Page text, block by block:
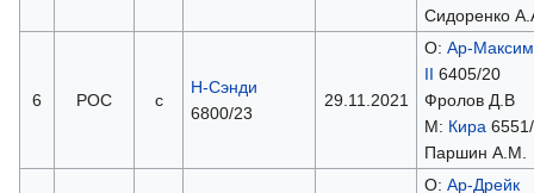
Сидоренко
6 РОС с
Н-Сэнди
6800/23
29.11.2021
О: Ар-
II 6405/20
Фролов Д.В
М: Кира
Паршин А.М.
О: Ар-Дрейк